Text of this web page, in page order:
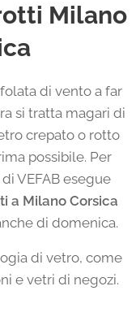
Milano
di vento a far
si tratta magari di
crepato o rotto
possibile. Per
VEFAB esegue
a Milano Corsica
di domenica.
di vetro, come
e vetri di negozi.